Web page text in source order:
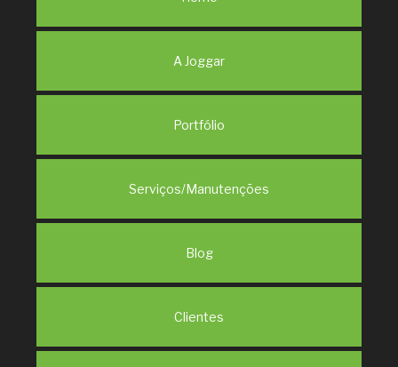
A Joggar
Portfólio
Serviços/Manutenções
Blog
Clientes